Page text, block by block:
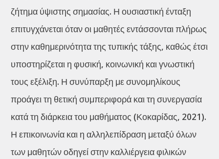
ζήτημα ύψιστης σημασίας. Η ουσιαστική ένταξη
επιτυγχάνεται όταν οι μαθητές εντάσσονται πλήρως
στην καθημερινότητα της τυπικής τάξης, καθώς έτσι
υποστηρίζεται η φυσική, κοινωνική και γνωστική
τους εξέλιξη. Η συνύπαρξη με συνομηλίκους
προάγει τη θετική συμπεριφορά και τη συνεργασία
κατά τη διάρκεια του μαθήματος (Κοκαρίδας, 2021).
Η επικοινωνία και η αλληλεπίδραση μεταξύ όλων
των μαθητών οδηγεί στην καλλιέργεια φιλικών